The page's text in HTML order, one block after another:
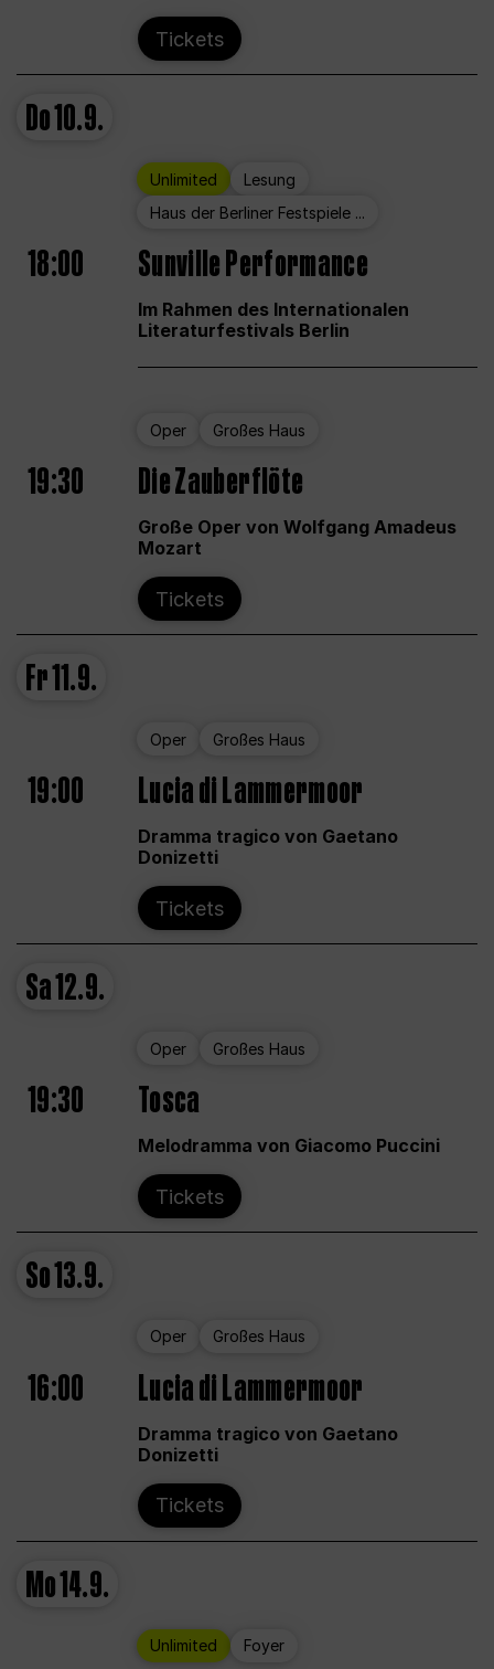
Tickets
Do10.9.
Unlimited
Lesung
Haus der Berliner Festspiele ...
18:00 Sunville Performance
Im Rahmen des Internationalen
Literaturfestivals Berlin
Oper Großes Haus
19:30 Die Zauberflöte
Große Oper von Wolfgang Amadeus
Mozart
Tickets
Fr11.9.
Oper Großes Haus
19:00 Lucia di Lammermoor
Dramma tragico von Gaetano
Donizetti
Tickets
Sa12.9.
Oper Großes Haus
19:30 Tosca
Melodramma von Giacomo Puccini
Tickets
So13.9.
Oper Großes Haus
16:00 Lucia di Lammermoor
Dramma tragico von Gaetano
Donizetti
Tickets
Mo14.9.
Unlimited Foyer